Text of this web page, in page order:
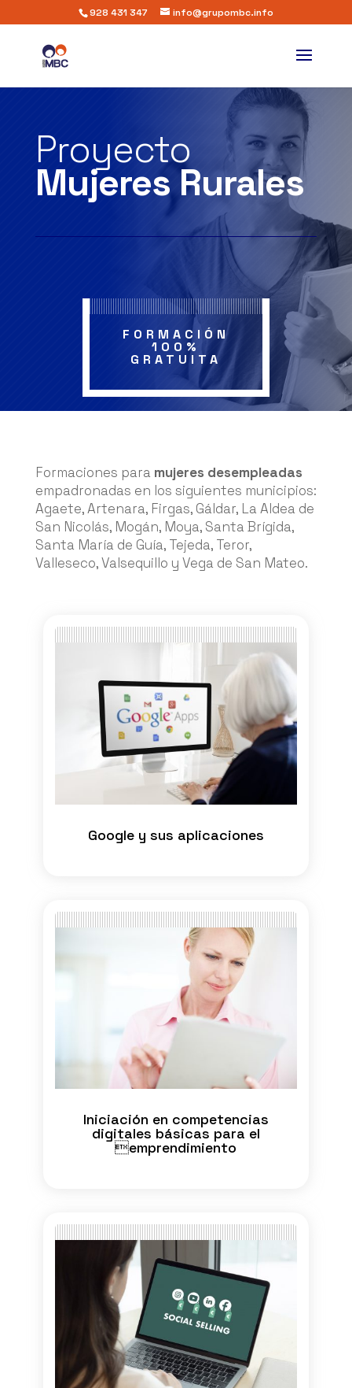
928 431 347 info@grupombc.info
Proyecto
Mujeres Rurales
FORMACIÓN
100%
GRATUITA
Formaciones para mujeres desempleadas
empadronadas en los siguientes municipios:
Agaete, Artenara, Firgas, Gáldar, La Aldea de
San Nicolás, Mogán, Moya, Santa Brígida,
Santa María de Guía, Tejeda, Teror,
Valleseco, Valsequillo y Vega de San Mateo.
Google y sus aplicaciones
Iniciación en competencias
digitales básicas para el
emprendimiento